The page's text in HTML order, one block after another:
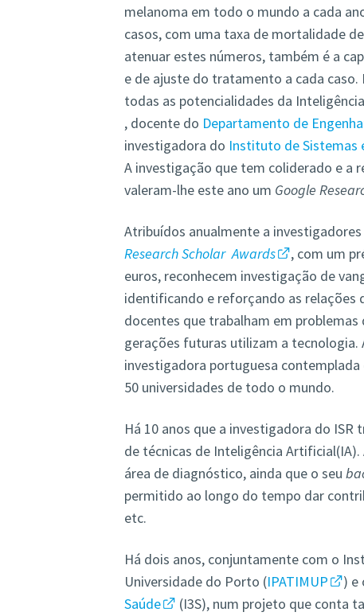
melanoma em todo o mundo a cada
casos, com uma taxa de mortalidade
atenuar estes números, também é a
e de ajuste do tratamento a cada
todas as potencialidades da
, docente do Departamento de
investigadora do Instituto de Sistemas
A investigação que tem coliderado e a
valeram-lhe este ano um Google
Atribuídos anualmente a
Research Scholar Awards
, com um
euros, reconhecem investigação de
identificando e reforçando as relações
docentes que trabalham em
gerações futuras utilizam a tecnologia.
investigadora portuguesa
50 universidades de todo o mundo.
Há 10 anos que a investigadora do
de técnicas de Inteligência
área de diagnóstico, ainda que o seu
permitido ao longo do tempo dar
etc.
Há dois anos, conjuntamente com o
Universidade do Porto (IPATIMUP ) e
Saúde
(I3S), num projeto que conta